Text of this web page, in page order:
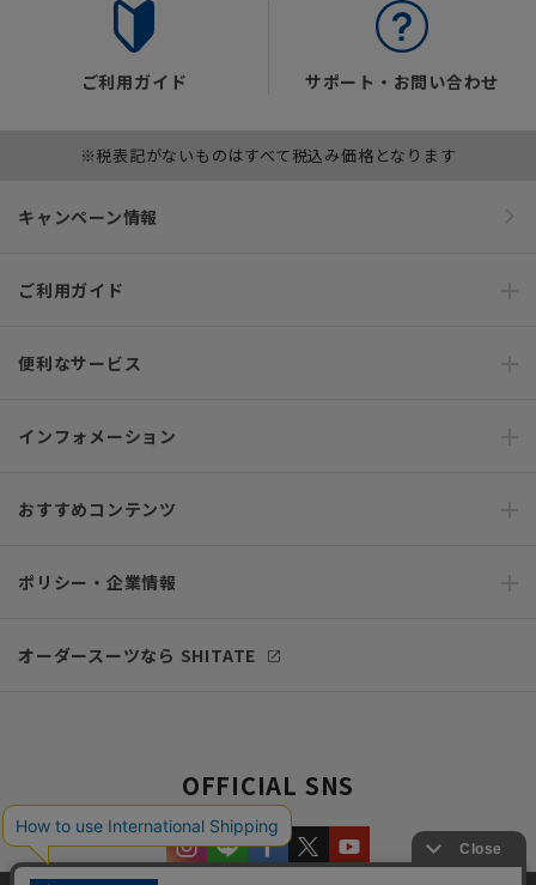
ご利用ガイド サポート・お問い合わせ
※税表記がないものはすべて税込み価格となります
キャンペーン情報
ご利用ガイド
便利なサービス
インフォメーション
おすすめコンテンツ
ポリシー・企業情報
オーダースーツなら SHITATE
OFFICIAL SNS